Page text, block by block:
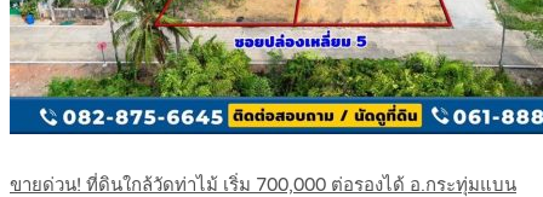
ขายด่วน! ที่ดินใกล้วัดท่าไม้ เริ่ม 700,000 ต่อรองได้ อ.กระทุ่มแบน